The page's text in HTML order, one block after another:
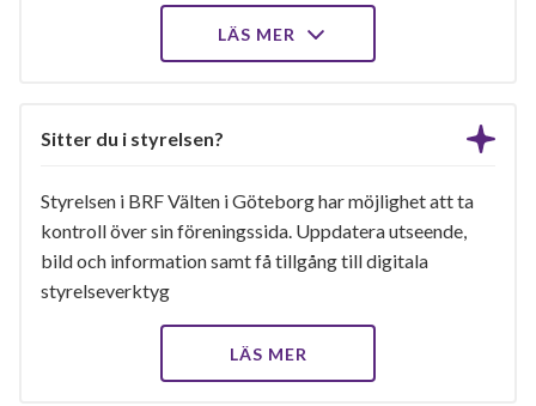
LÄS MER
Sitter du i styrelsen?
Styrelsen i BRF Välten i Göteborg har möjlighet att ta
kontroll över sin föreningssida. Uppdatera utseende,
bild och information samt få tillgång till digitala
styrelseverktyg
LÄS MER